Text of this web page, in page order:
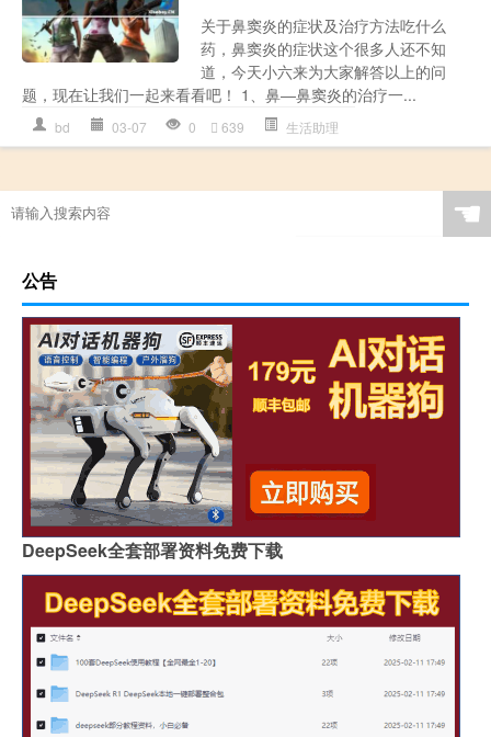
关于鼻窦炎的症状及治疗方法吃什么
药，鼻窦炎的症状这个很多人还不知
道，今天小六来为大家解答以上的问
题，现在让我们一起来看看吧！ 1、鼻―鼻窦炎的治疗一...
bd 03-07 0 639 生活助理
☚
公告
DeepSeek全套部署资料免费下载